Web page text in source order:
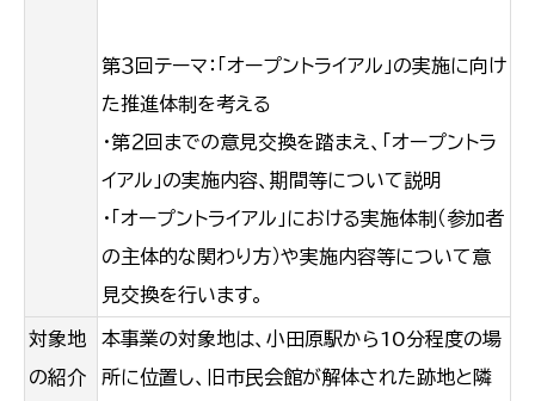
第３回テーマ：「オープントライアル」の実施に向け
た推進体制を考える
・第２回までの意見交換を踏まえ、「オープントラ
イアル」の実施内容、期間等について説明
・「オープントライアル」における実施体制（参加者
の主体的な関わり方）や実施内容等について意
見交換を行います。
対象地
の紹介
本事業の対象地は、小田原駅から10分程度の場
所に位置し、旧市民会館が解体された跡地と隣